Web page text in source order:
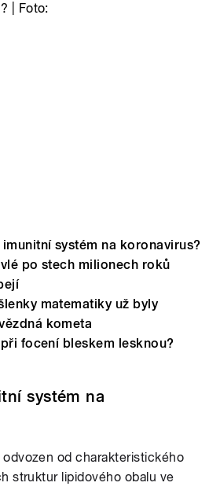
| Foto:
systém na koronavirus?
po stech milionech roků
matematiky už byly
kometa
focení bleskem lesknou?
systém na